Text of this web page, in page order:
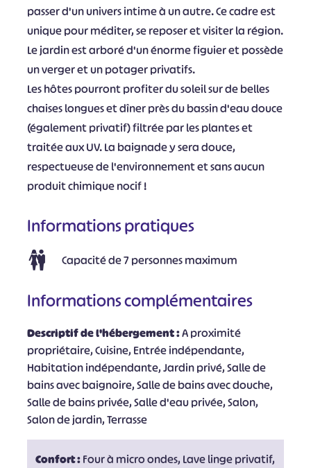
passer d'un univers intime à un autre. Ce cadre est
unique pour méditer, se reposer et visiter la région.
Le jardin est arboré d'un énorme figuier et possède
un verger et un potager privatifs.
Les hôtes pourront profiter du soleil sur de belles
chaises longues et dîner près du bassin d'eau douce
(également privatif) filtrée par les plantes et
traitée aux UV. La baignade y sera douce,
respectueuse de l'environnement et sans aucun
produit chimique nocif !
Informations pratiques
Capacité de 7 personnes maximum
Informations complémentaires
Descriptif de l'hébergement :A proximité
propriétaire, Cuisine, Entrée indépendante,
Habitation indépendante, Jardin privé, Salle de
bains avec baignoire, Salle de bains avec douche,
Salle de bains privée, Salle d'eau privée, Salon,
Salon de jardin, Terrasse
Confort :Four à micro ondes, Lave linge privatif,